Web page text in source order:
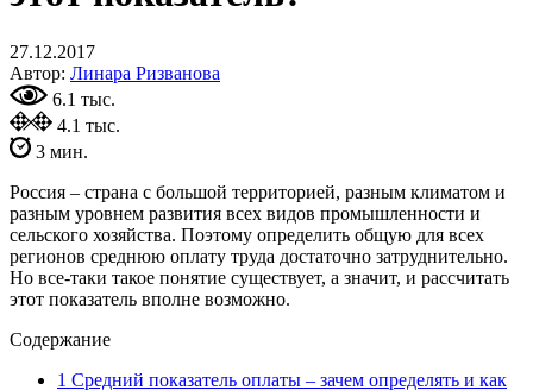
27.12.2017
Автор: Линара Ризванова
6.1 тыс.
4.1 тыс.
3 мин.
Россия – страна с большой территорией, разным климатом и
разным уровнем развития всех видов промышленности и
сельского хозяйства. Поэтому определить общую для всех
регионов среднюю оплату труда достаточно затруднительно.
Но все-таки такое понятие существует, а значит, и рассчитать
этот показатель вполне возможно.
Содержание
1 Средний показатель оплаты – зачем определять и как